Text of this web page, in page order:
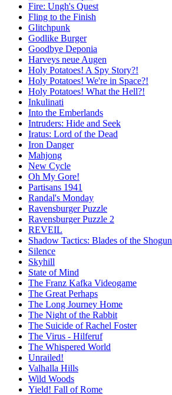
Fire: Ungh's Quest
Fling to the Finish
Glitchpunk
Godlike Burger
Goodbye Deponia
Harveys neue Augen
Holy Potatoes! A Spy Story?!
Holy Potatoes! We're in Space?!
Holy Potatoes! What the Hell?!
Inkulinati
Into the Emberlands
Intruders: Hide and Seek
Iratus: Lord of the Dead
Iron Danger
Mahjong
New Cycle
Oh My Gore!
Partisans 1941
Randal's Monday
Ravensburger Puzzle
Ravensburger Puzzle 2
REVEIL
Shadow Tactics: Blades of the Shogun
Silence
Skyhill
State of Mind
The Franz Kafka Videogame
The Great Perhaps
The Long Journey Home
The Night of the Rabbit
The Suicide of Rachel Foster
The Virus - Hilferuf
The Whispered World
Unrailed!
Valhalla Hills
Wild Woods
Yield! Fall of Rome